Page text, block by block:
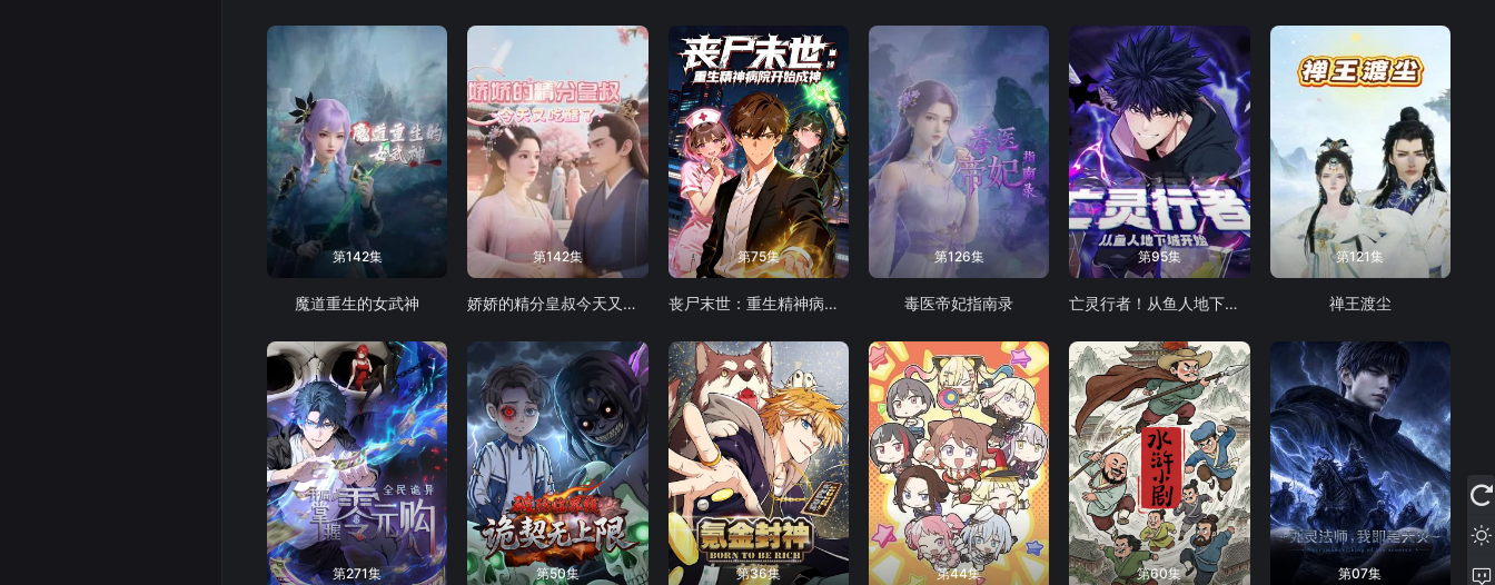
第142集
魔道重生的女武神
第142集
娇娇的精分皇叔今天又吃醋了
第75集
丧尸末世：重生精神病院开始成神！动态漫画
第126集
毒医帝妃指南录
第95集
亡灵行者！从鱼人地下城开始 动态漫画
第121集
禅王渡尘
第271集 第50集 第36集 第44集 第60集 第07集